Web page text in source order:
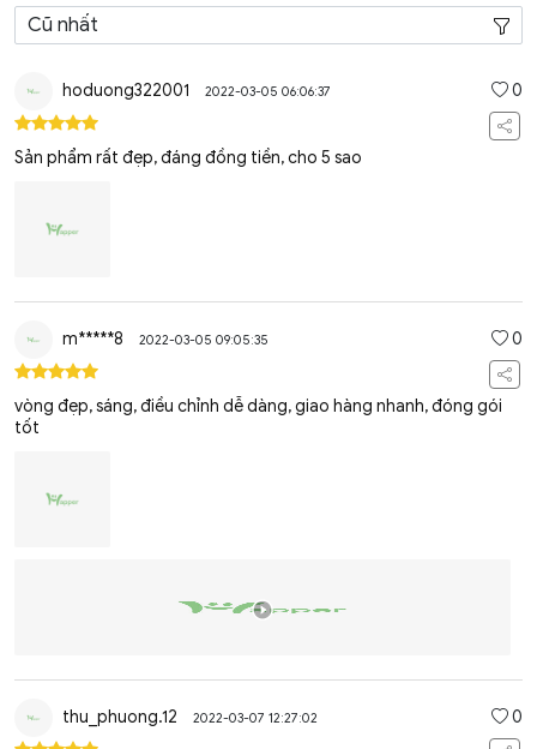
hoduong322001 2022-03-05 06:06:37 0
Sản phẩm rất đẹp, đáng đồng tiền, cho 5 sao
m*****8 2022-03-05 09:05:35 0
vòng đẹp, sáng, điều chỉnh dễ dàng, giao hàng nhanh, đóng gói
tốt
thu_phuong.12 2022-03-07 12:27:02 0